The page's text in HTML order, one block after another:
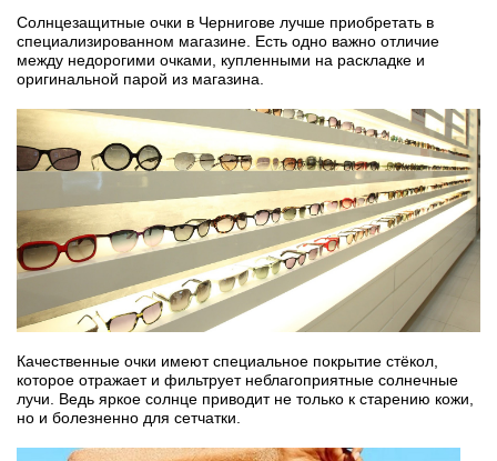
Солнцезащитные очки в Чернигове лучше приобретать в
специализированном магазине. Есть одно важно отличие
между недорогими очками, купленными на раскладке и
оригинальной парой из магазина.
Качественные очки имеют специальное покрытие стёкол,
которое отражает и фильтрует неблагоприятные солнечные
лучи. Ведь яркое солнце приводит не только к старению кожи,
но и болезненно для сетчатки.